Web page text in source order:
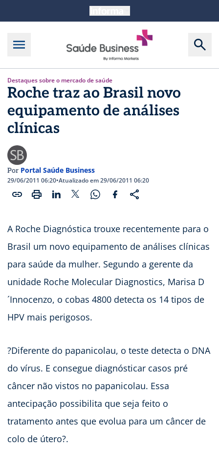
Destaques sobre o mercado de saúde
Roche traz ao Brasil novo
equipamento de análises
clínicas
Por Portal Saúde Business
29/06/2011 06:20•Atualizado em 29/06/2011 06:20
A Roche Diagnóstica trouxe recentemente para o
Brasil um novo equipamento de análises clínicas
para saúde da mulher. Segundo a gerente da
unidade Roche Molecular Diagnostics, Marisa D
´Innocenzo, o cobas 4800 detecta os 14 tipos de
HPV mais perigosos.
?Diferente do papanicolau, o teste detecta o DNA
do vírus. E consegue diagnósticar casos pré
câncer não vistos no papanicolau. Essa
antecipação possibilita que seja feito o
tratamento antes que evolua para um câncer de
colo de útero?.